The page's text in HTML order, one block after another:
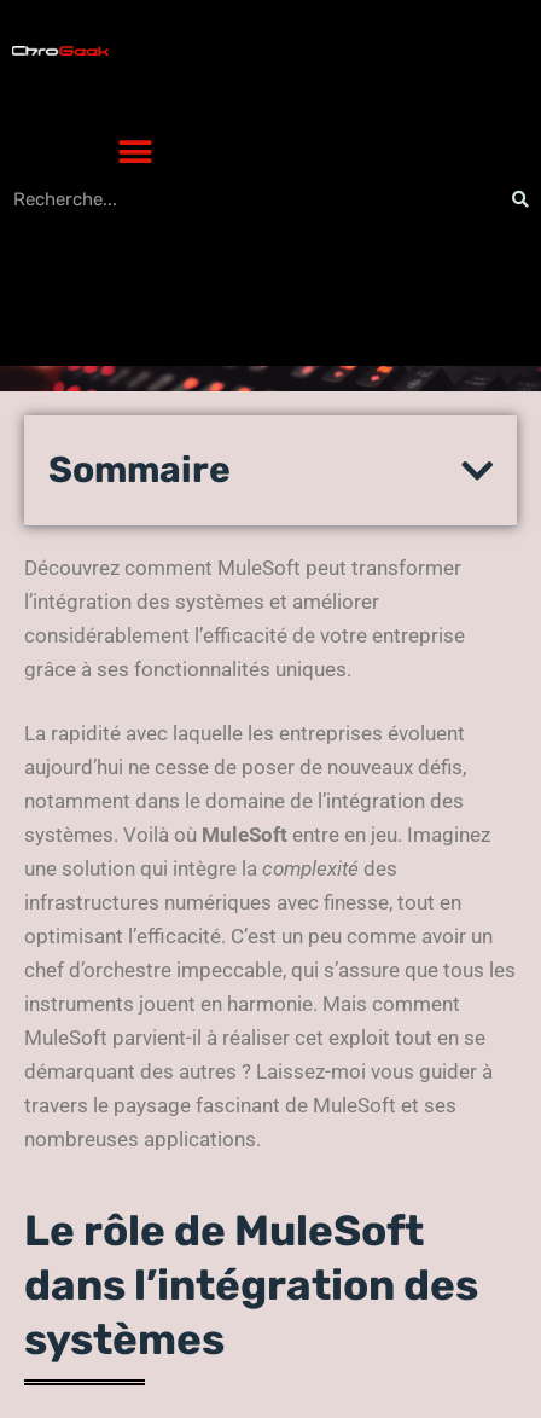
révolutionnez vos
l’efficacité
Sommaire
Découvrez comment MuleSoft peut transformer
l’intégration des systèmes et améliorer
considérablement l’efficacité de votre entreprise
grâce à ses fonctionnalités uniques.
La rapidité avec laquelle les entreprises évoluent
aujourd’hui ne cesse de poser de nouveaux défis,
notamment dans le domaine de l’intégration des
systèmes. Voilà où MuleSoft entre en jeu. Imaginez
une solution qui intègre la complexité des
infrastructures numériques avec finesse, tout en
optimisant l’efficacité. C’est un peu comme avoir un
chef d’orchestre impeccable, qui s’assure que tous les
instruments jouent en harmonie. Mais comment
MuleSoft parvient-il à réaliser cet exploit tout en se
démarquant des autres ? Laissez-moi vous guider à
travers le paysage fascinant de MuleSoft et ses
nombreuses applications.
Le rôle de MuleSoft
dans l’intégration des
systèmes